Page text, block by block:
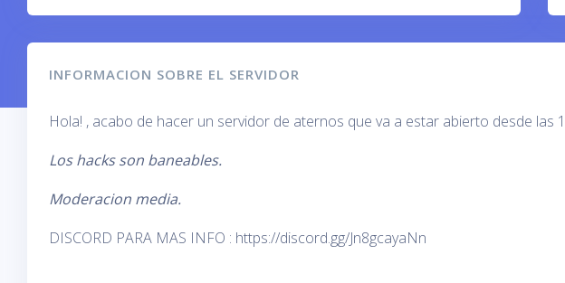
INFORMACION SOBRE EL SERVIDOR
Hola! , acabo de hacer un servidor de aternos que va a estar abierto desde las
Los hacks son baneables.
Moderacion media.
DISCORD PARA MAS INFO : https://discord.gg/Jn8gcayaNn